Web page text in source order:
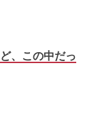
、この中だっ